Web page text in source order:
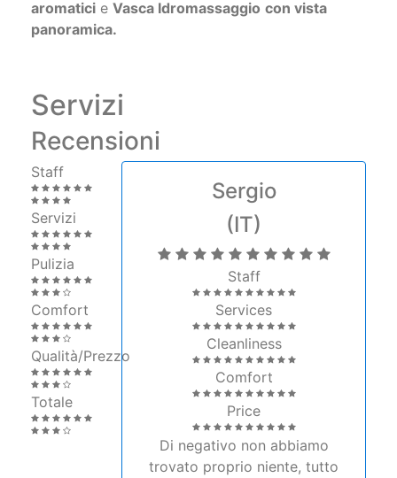
aromatici e Vasca Idromassaggio con vista
panoramica.
Servizi
Recensioni
Staff
Servizi
Pulizia
Comfort
Qualità/Prezzo
Totale
Sergio
(IT)
Staff
Services
Cleanliness
Comfort
Price
Di negativo non abbiamo
trovato proprio niente, tutto